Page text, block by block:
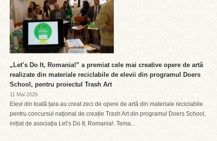
„Let’s Do It, Romania!” a premiat cele mai creative opere de artă
realizate din materiale reciclabile de elevii din programul Doers
School, pentru proiectul Trash Art
11 Mai 2026
Elevi din toată țara au creat zeci de opere de artă din materiale reciclabile
pentru concursul național de creație Trash Art din programul Doers School,
inițiat de asociația Let’s Do It, Romania!. Tema...